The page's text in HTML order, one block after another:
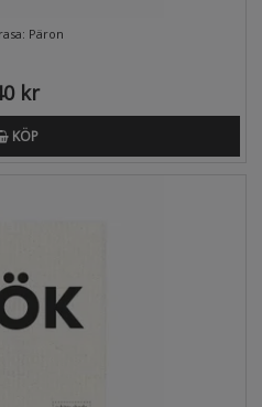
Päron
kr
KÖP